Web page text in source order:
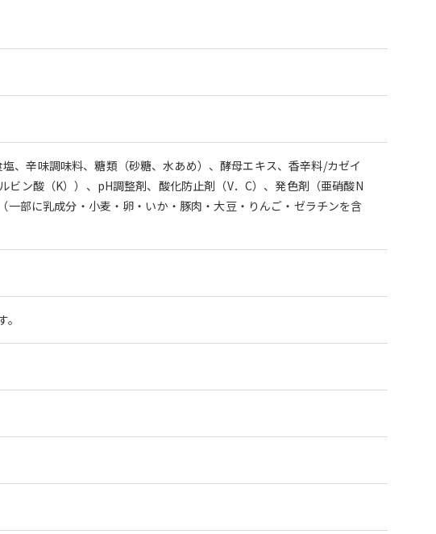
、辛味調味料、糖類（砂糖、水あめ）、酵母エキス、香辛料/カゼイ
ン酸（K））、pH調整剤、酸化防止剤（V．C）、発色剤（亜硝酸N
部に乳成分・小麦・卵・いか・豚肉・大豆・りんご・ゼラチンを含